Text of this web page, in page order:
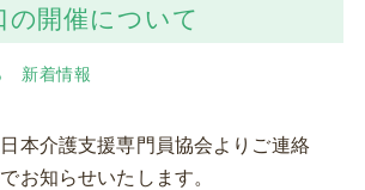
の開催について
新着情報
本介護支援専門員協会よりご連絡
お知らせいたします。